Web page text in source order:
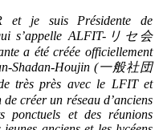
et je suis Présidente de
s’appelle ALFIT-リセ会
a été créée officiellement
Shadan-Houjin (一般社団
très près avec le LFIT et
créer un réseau d’anciens
ponctuels et des réunions